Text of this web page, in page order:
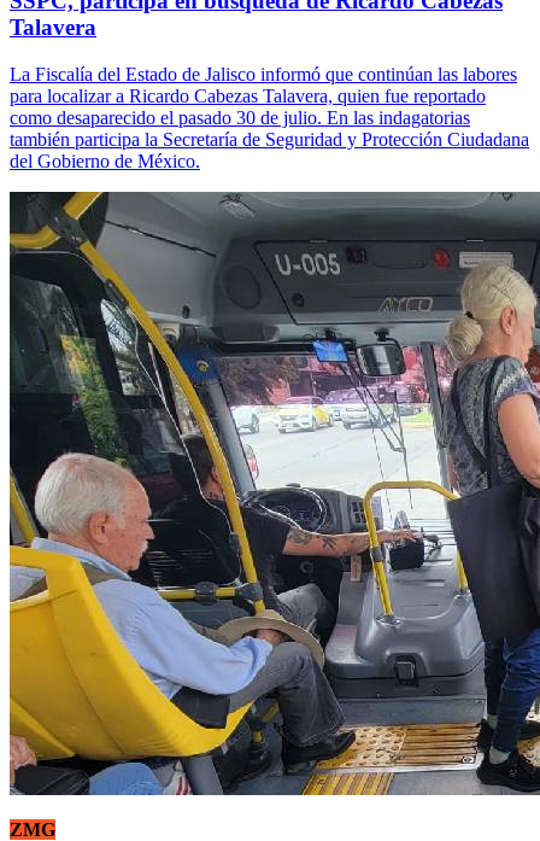
Talavera
La Fiscalía del Estado de Jalisco informó que continúan las labores
para localizar a Ricardo Cabezas Talavera, quien fue reportado
como desaparecido el pasado 30 de julio. En las indagatorias
también participa la Secretaría de Seguridad y Protección Ciudadana
del Gobierno de México.
ZMG